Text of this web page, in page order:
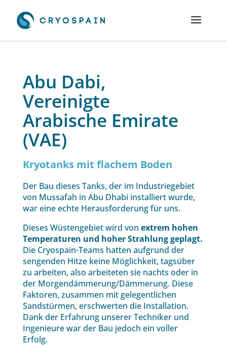
Abu Dabi,
Vereinigte
Arabische Emirate
(VAE)
Kryotanks mit flachem Boden
Der Bau dieses Tanks, der im Industriegebiet
von Mussafah in Abu Dhabi installiert wurde,
war eine echte Herausforderung für uns.
Dieses Wüstengebiet wird von extrem hohen
Temperaturen und hoher Strahlung geplagt.
Die Cryospain-Teams hatten aufgrund der
sengenden Hitze keine Möglichkeit, tagsüber
zu arbeiten, also arbeiteten sie nachts oder in
der Morgendämmerung/Dämmerung. Diese
Faktoren, zusammen mit gelegentlichen
Sandstürmen, erschwerten die Installation.
Dank der Erfahrung unserer Techniker und
Ingenieure war der Bau jedoch ein voller
Erfolg.